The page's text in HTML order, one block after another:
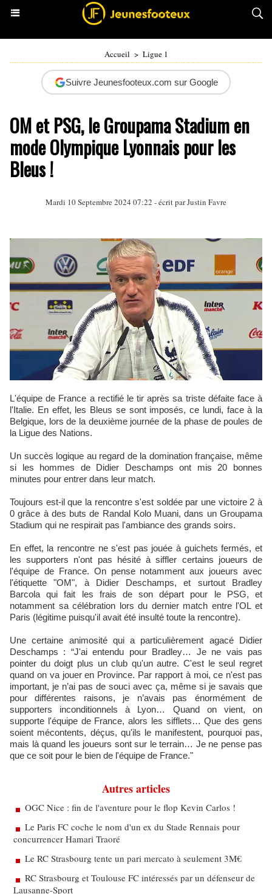
Accueil > Ligue 1
Suivre Jeunesfooteux.com sur Google
OM et PSG, le Groupama Stadium en
mode Olympique Lyonnais pour les
Bleus !
Mardi 10 Septembre 2024 07:22 - écrit parJustin Favre
L'équipe de France a rectifié le tir après sa triste défaite face à
l'Italie. En effet, les Bleus se sont imposés, ce lundi, face à la
Belgique, lors de la deuxième journée de la phase de poules de
la Ligue des Nations.
Un succès logique au regard de la domination française, même
si les hommes de Didier Deschamps ont mis 20 bonnes
minutes pour entrer dans leur match.
Toujours est-il que la rencontre s'est soldée par une victoire 2 à
0 grâce à des buts de Randal Kolo Muani, dans un Groupama
Stadium qui ne respirait pas l'ambiance des grands soirs.
En effet, la rencontre ne s'est pas jouée à guichets fermés, et
les supporters n'ont pas hésité à siffler certains joueurs de
l'équipe de France. On pense notamment aux joueurs avec
l'étiquette "OM", à Didier Deschamps, et surtout Bradley
Barcola qui fait les frais de son départ pour le PSG, et
notamment sa célébration lors du dernier match entre l'OL et
Paris (légitime puisqu'il avait été insulté toute la rencontre).
Une certaine animosité qui a particulièrement agacé Didier
Deschamps : “J'ai entendu pour Bradley… Je ne vais pas
pointer du doigt plus un club qu'un autre. C'est le seul regret
quand on va jouer en Province. Par rapport à moi, ce n'est pas
important, je n’ai pas de souci avec ça, même si je savais que
pour différentes raisons, je n’avais pas énormément de
supporters inconditionnels à Lyon… Quand on vient, on
supporte l'équipe de France, alors les sifflets… Que des gens
soient mécontents, déçus, qu'ils le manifestent, pourquoi pas,
mais là quand les joueurs sont sur le terrain… Je ne pense pas
que ce soit pour le bien de l'équipe de France."
Autres articles
OGC Nice : fin de l'aventure pour le flop Kevin Carlos !
Le Paris FC coche le nom d'un ex du Stade Rennais pour
concurrencer Hamari Traoré
Le RC Strasbourg tente un pari mercato à seulement 3M€
RC Strasbourg et Toulouse FC intéressés par un défenseur de
Lausanne-Sport